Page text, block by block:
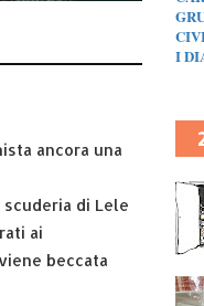
ancora una
di Lele
ai
beccata
I